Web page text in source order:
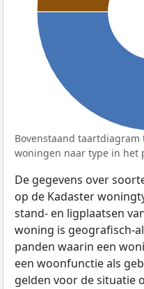
Bovenstaand
woningen naar type in het
De gegevens over
op de Kadaster
stand- en ligplaatsen
woning is geografisch-
panden waarin een
een woonfunctie als
gelden voor de situatie